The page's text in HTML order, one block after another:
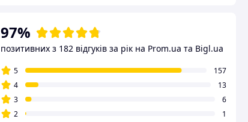
97%
позитивних з 182 відгуків за рік на Prom.ua та Bigl.ua
5
157
4
13
3
6
2
1